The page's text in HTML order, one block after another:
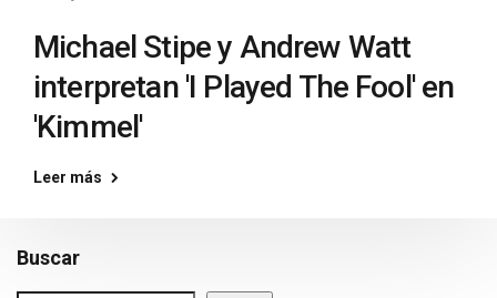
Michael Stipe y Andrew Watt
interpretan 'I Played The Fool' en
'Kimmel'
Leer más
Buscar